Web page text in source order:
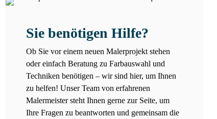
Sie benötigen Hilfe?
Ob Sie vor einem neuen Malerprojekt stehen
oder einfach Beratung zu Farbauswahl und
Techniken benötigen – wir sind hier, um Ihnen
zu helfen! Unser Team von erfahrenen
Malermeister steht Ihnen gerne zur Seite, um
Ihre Fragen zu beantworten und gemeinsam die